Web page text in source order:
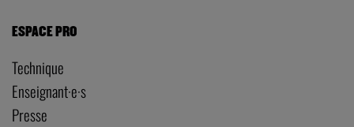
ESPACE PRO
Technique
Enseignant·e·s
Presse